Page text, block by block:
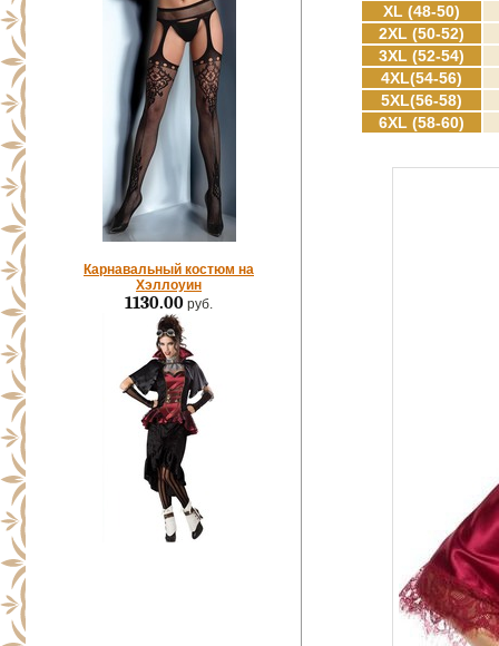
Карнавальный костюм на
Хэллоуин
1130.00 руб.
XL (48-50)
2XL (50-52)
3XL (52-54)
4XL(54-56)
5XL(56-58)
6XL (58-60)